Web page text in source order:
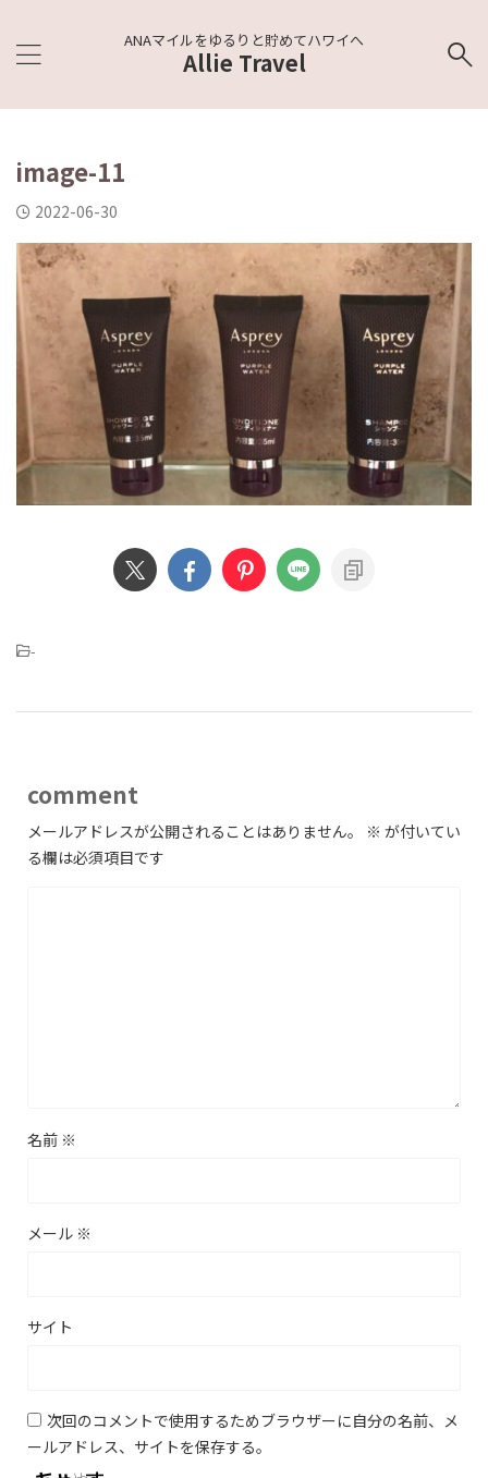
ANAマイルをゆるりと貯めてハワイへ
Allie Travel
image-11
2022-06-30
-
comment
メールアドレスが公開されることはありません。 ※ が付いてい
る欄は必須項目です
名前 ※
メール ※
サイト
次回のコメントで使用するためブラウザーに自分の名前、メ
ールアドレス、サイトを保存する。